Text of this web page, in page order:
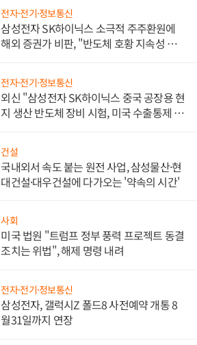
전자·전기·정보통신
삼성전자 SK하이닉스 소극적 주주환원에
해외 증권가 비판, "반도체 호황 지속성 의
전자·전기·정보통신
외신 "삼성전자 SK하이닉스 중국 공장용 현
지 생산 반도체 장비 시험, 미국 수출통제 대
건설
국내외서 속도 붙는 원전 사업, 삼성물산·현
대건설·대우건설에 다가오는 '약속의 시간'
사회
미국 법원 "트럼프 정부 풍력 프로젝트 동결
조치는 위법", 해제 명령 내려
전자·전기·정보통신
삼성전자, 갤럭시Z 폴드8 사전예약 개통 8
월31일까지 연장